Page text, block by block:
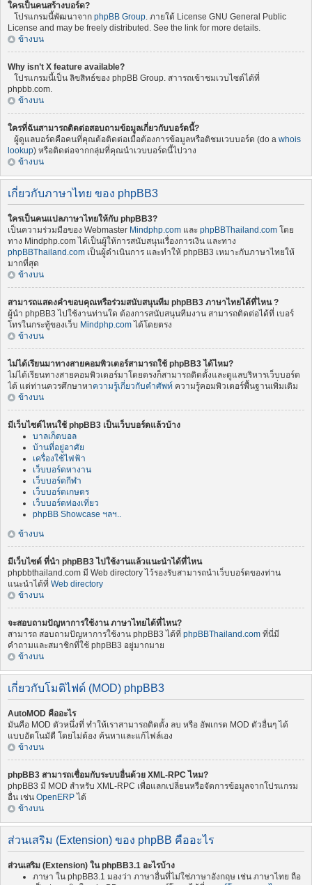
ใครเป็นคนสร้างบอร์ด?
โปรแกรมนี้พัฒนาจาก phpBB Group. ภายใต้ License GNU General Public
License and may be freely distributed. See the link for more details.
ข้างบน
Why isn’t X feature available?
โปรแกรมนี้เป็น ลิขสิทธ์ของ phpBB Group. สาารถเข้าชมเวบไซต์ได้ที่
phpbb.com.
ข้างบน
ใครที่ฉันสามารถติดต่อสอบถามข้อมูลเกี่ยวกับบอร์ดนี้?
ผู้ดูแลบอร์ดคือคนที่คุณต้อติดต่อเมื่อต้องการข้อมูลหรือติชมเวบบอร์ด (do a whois
lookup) หรือติดต่อจากกลุ่มที่คุณนำเวบบอร์ดนี้ไปวาง
ข้างบน
เกี่ยวกับภาษาไทย ของ phpBB3
ใครเป็นคนแปลภาษาไทยให้กับ phpBB3?
เป็นความร่วมมือของ Webmaster Mindphp.com และ phpBBThailand.com โดย
ทาง Mindphp.com ได้เป็นผู้ให้การสนับสนุนเรื่องการเงิน และทาง
phpBBThailand.com เป็นผู้ดำเนินการ และทำให้ phpBB3 เหมาะกับภาษาไทยให้
มากที่สุด
ข้างบน
สามารถแสดงคำขอบคุณหรือร่วมสนับสนุนทีม phpBB3 ภาษาไทยได้ที่ไหน ?
ผู้นำ phpBB3 ไปใช้งานท่านใด ต้องการสนับสนุนทีมงาน สามารถติดต่อได้ที่ เบอร์
โทรในกระทู้ของเว็บ Mindphp.com ได้โดยตรง
ข้างบน
ไม่ได้เรียนมาทางสายคอมพิวเตอร์สามารถใช้ phpBB3 ได้ไหม?
ไม่ได้เรียนทางสายคอมพิวเตอร์มาโดยตรงก็สามารถติดตั้งและดูแลบริหารเว็บบอร์ด
ได้ แต่ท่านควรศึกษาหาความรู้เกี่ยวกับคำศัพท์ ความรู้คอมพิวเตอร์พื้นฐานเพิ่มเติม
ข้างบน
มีเว็บไซต์ไหนใช้ phpBB3 เป็นเว็บบอร์ดแล้วบ้าง
บาลเก็ตบอล
บ้านที่อยู่อาศัย
เครื่องใช้ไฟฟ้า
เว็บบอร์ดหางาน
เว็บบอร์ดกีฬา
เว็บบอร์ดเกษตร
เว็บบอร์ดท่องเที่ยว
phpBB Showcase ฯลฯ..
ข้างบน
มีเว็บไซต์ ที่นำ phpBB3 ไปใช้งานแล้วแนะนำได้ที่ไหน
phpbbthailand.com มี Web directory ไว้รองรับสามารถนำเว็บบอร์ดของท่าน
แนะนำได้ที่ Web directory
ข้างบน
จะสอบถามปัญหาการใช้งาน ภาษาไทยได้ที่ไหน?
สามารถ สอบถามปัญหาการใช้งาน phpBB3 ได้ที่ phpBBThailand.com ที่นี่มี
คำถามและสมาชิกที่ใช้ phpBB3 อยู่มากมาย
ข้างบน
เกี่ยวกับโมดิไฟด์ (MOD) phpBB3
AutoMOD คืออะไร
มันคือ MOD ตัวหนึ่งที่ ทำให้เราสามารถติดตั้ง ลบ หรือ อัพเกรด MOD ตัวอื่นๆ ได้
แบบอัตโนมัตื โดยไม่ต้อง ค้นหาและแก้ไฟล์เอง
ข้างบน
phpBB3 สามารถเชื่อมกับระบบอื่นด้วย XML-RPC ไหม?
phpBB3 มี MOD สำหรับ XML-RPC เพื่อแลกเปลี่ยนหรือจัดการข้อมูลจากโปรแกรม
อื่น เช่น OpenERP ได้
ข้างบน
ส่วนเสริม (Extension) ของ phpBB คืออะไร
ส่วนเสริม (Extension) ใน phpBB3.1 อะไรบ้าง
ภาษา ใน phpBB3.1 มองว่า ภาษาอื่นที่ไม่ใช่ภาษาอังกฤษ เช่น ภาษาไทย ถือ